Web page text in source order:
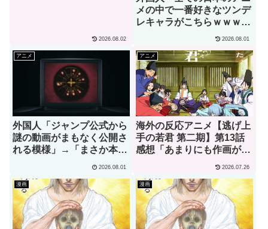
2026.08.02
メの中で一番好きなツンデ
レキャラがこちらｗｗｗ」
2026.08.01
アニメ
外国人「ジャンプ公式から
謎の動画がまもなく公開さ
れる模様」→「まさか本当
2026.08.01
アニメ
海外の反応アニメ【逃げ上
手の若君 第二期】第13話
感想「あまりにも作画が良
2026.07.26
漫画 漫画